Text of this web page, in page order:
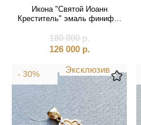
Икона "Святой Иоанн
Креститель" эмаль финифть
180 000р.
126 000 р.
Эксклюзив
- 30%